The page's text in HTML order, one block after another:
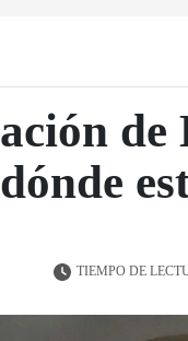
de
TIEMPO DE